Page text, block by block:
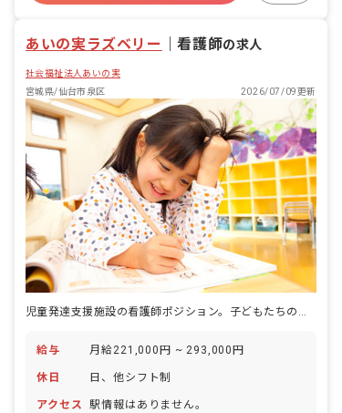
あいの実ラズベリー ｜看護師の求人
社会福祉法人あいの実
宮城県/仙台市泉区
2026/07/09更新
児童発達支援施設の看護師ポジション。子どもたちの健康を守る専門職として正社員で働けます。
給与 月給221,000円 ~ 293,000円
休日 日、他シフト制
アクセス 駅情報はありません。